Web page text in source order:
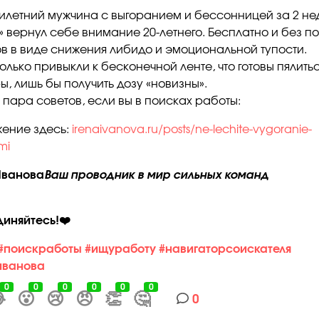
мужчина с выгоранием и бессонницей за 2
вернул себе внимание 20-летнего. Бесплатно и без
в виде снижения либидо и эмоциональной тупости.
привыкли к бесконечной ленте, что готовы
лишь бы получить дозу «новизны».
советов, если вы в поисках работы:
здесь: irenaivanova.ru/posts/ne-lechite-vygoranie-
Ваш проводник в мир сильных команд
❤️
#ищуработу #навигаторсоискателя
0
😮
0
😢
0
😠
0
👏
0
🤔
0
0